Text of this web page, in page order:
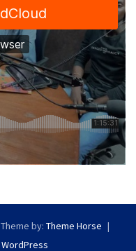
Theme by: Theme Horse
WordPress